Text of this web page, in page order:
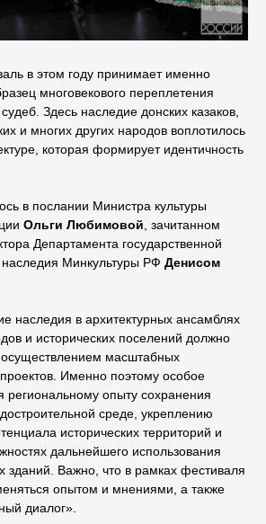
в этом году принимает именно
многовекового переплетения
Здесь наследие донских казаков,
и многих других народов воплотилось
которая формирует идентичность
в послании Министра культуры
Ольги Любимовой , зачитанном
Департамента государственной
наследия Минкультуры РФ Денисом
наследия в архитектурных ансамблях
и исторических поселений должно
осуществлением масштабных
Именно поэтому особое
региональному опыту сохранения
среде, укреплению
исторических территорий и
дальнейшего использования
зданий. Важно, что в рамках фестиваля
опытом и мнениями, а также
диалог».